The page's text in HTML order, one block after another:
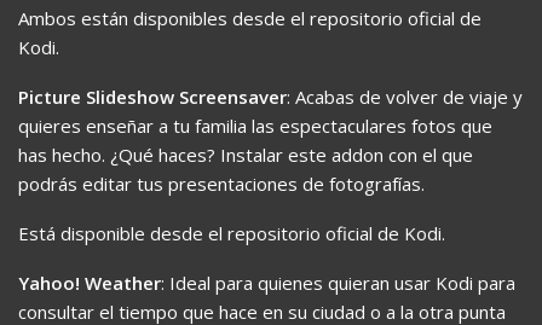
Ambos están disponibles desde el repositorio oficial de
Kodi.
Picture Slideshow Screensaver: Acabas de volver de viaje y
quieres enseñar a tu familia las espectaculares fotos que
has hecho. ¿Qué haces? Instalar este addon con el que
podrás editar tus presentaciones de fotografías.
Está disponible desde el repositorio oficial de Kodi.
Yahoo! Weather: Ideal para quienes quieran usar Kodi para
consultar el tiempo que hace en su ciudad o a la otra punta